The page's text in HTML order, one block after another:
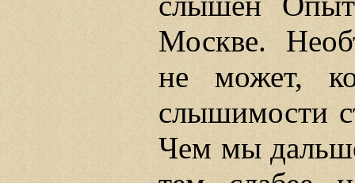
Москве.
не может,
слышимости
Чем мы